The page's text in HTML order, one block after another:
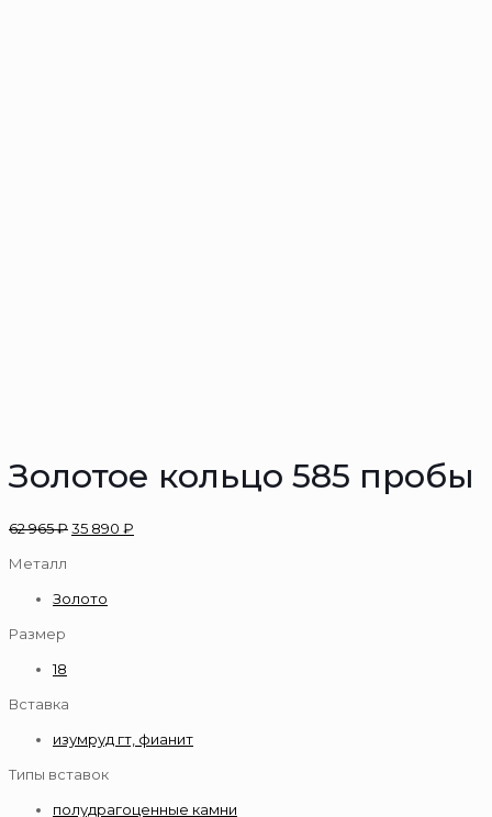
Золотое кольцо 585 пробы
62 965₽35 890 ₽
Металл
Золото
Размер
18
Вставка
изумруд гт, фианит
Типы вставок
полудрагоценные камни